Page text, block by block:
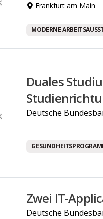
Frankfurt am Main
MODERNE
Duales
Deutsche
Zwei IT-
Deutsche